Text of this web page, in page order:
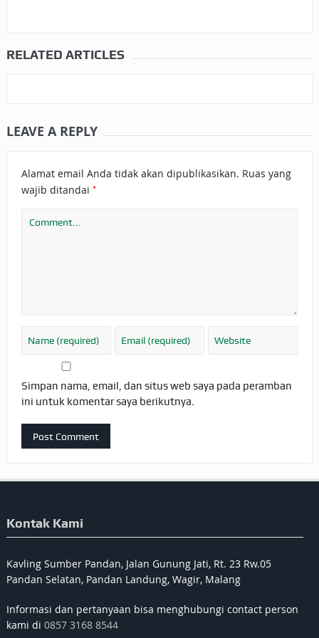
RELATED ARTICLES
LEAVE A REPLY
Alamat email Anda tidak akan dipublikasikan. Ruas yang
wajib ditandai *
Simpan nama, email, dan situs web saya pada peramban
ini untuk komentar saya berikutnya.
Kontak Kami
Kavling Sumber Pandan, Jalan Gunung Jati, Rt. 23 Rw.05
Pandan Selatan, Pandan Landung, Wagir, Malang
Informasi dan pertanyaan bisa menghubungi contact person
kami di 0857 3168 8544